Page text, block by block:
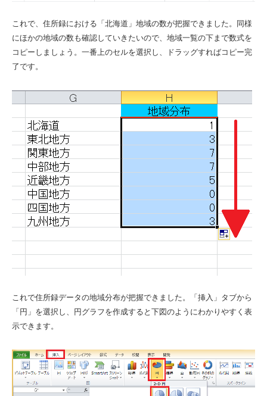
これで、住所録における「北海道」地域の数が把握できました。同様
にほかの地域の数も確認していきたいので、地域一覧の下まで数式を
コピーしましょう。一番上のセルを選択し、ドラッグすればコピー完
了です。
これで住所録データの地域分布が把握できました。「挿入」タブから
「円」を選択し、円グラフを作成すると下図のようにわかりやすく表
示できます。